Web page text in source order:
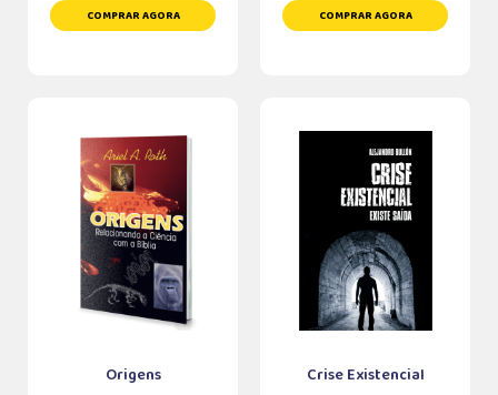
COMPRAR AGORA COMPRAR AGORA
Origens Crise Existencial